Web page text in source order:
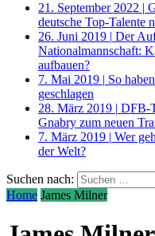
21. September 2022 |
deutsche Top-Talente
26. Juni 2019 | Der
Nationalmannschaft:
aufbauen?
7. Mai 2019 | So
geschlagen
28. März 2019 | DFB-
Gnabry zum neuen
7. März 2019 | Wer
der Welt?
Suchen nach:
Home James Milner